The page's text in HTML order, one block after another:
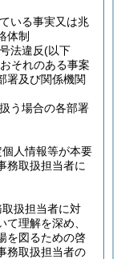
いる事実又は兆
体制
法違反(以下
それのある事案
署及び関係機関
う場合の各部署
人情報等が本要
務取扱担当者に
扱担当者に対
理解を深め、
を図るための啓
務取扱担当者の